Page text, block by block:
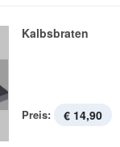
Kalbsbraten
Preis: € 14,90